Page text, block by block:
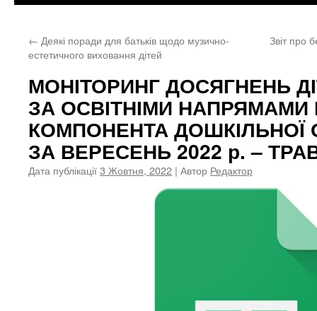
← Деякі поради для батьків щодо музично-
естетичного виховання дітей
Звіт про
МОНІТОРИНГ ДОСЯГНЕНЬ
ЗА ОСВІТНІМИ
КОМПОНЕНТА ДОШКІЛЬНОЇ
ЗА ВЕРЕСЕНЬ 2022 р. –
Дата публікації3 Жовтня, 2022 | Автор Редактор